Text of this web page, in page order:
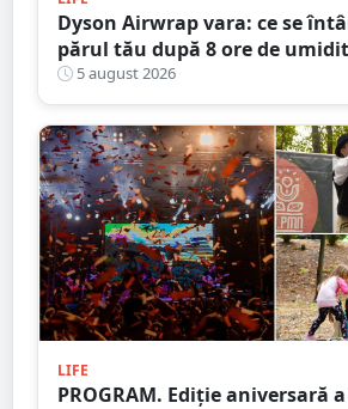
Dyson Airwrap vara: ce se
părul tău după 8 ore de
5 august 2026
LIFE
PROGRAM. Ediție aniversară